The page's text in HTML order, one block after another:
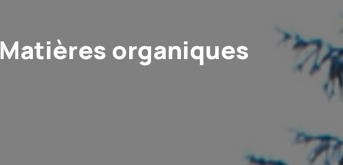
Matières organiques